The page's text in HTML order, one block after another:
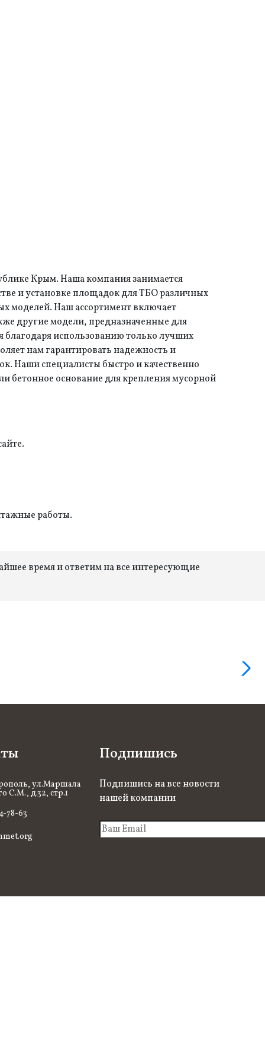
Крым. Наша компания занимается
и установке площадок для ТБО различных
моделей. Наш ассортимент включает
другие модели, предназначенные для
благодаря использованию только лучших
нам гарантировать надежность и
Наши специалисты быстро и качественно
бетонное основание для крепления мусорной
работы.
время и ответим на все интересующие
ул.Маршала
С.М., д.32, стр.1
78-63
Подпишись
Подпишись на все новости
нашей компании